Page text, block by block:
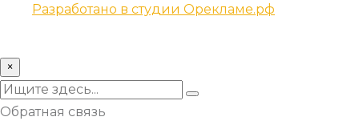
Разработано в студии Орекламе.рф
×
Обратная связь